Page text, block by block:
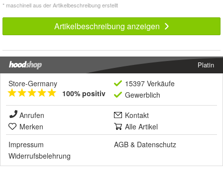
* maschinell aus der Artikelbeschreibung erstellt
Artikelbeschreibung anzeigen
Platin
Store-Germany
100% positiv
15397 Verkäufe
Gewerblich
Anrufen
Kontakt
Merken
Alle Artikel
Impressum
AGB & Datenschutz
Widerrufsbelehrung